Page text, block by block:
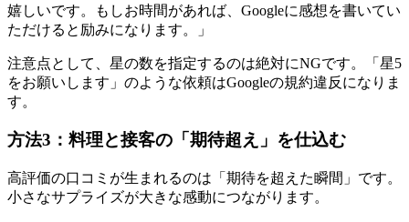
嬉しいです。もしお時間があれば、Googleに感想を書いてい
ただけると励みになります。」
注意点として、星の数を指定するのは絶対にNGです。「星5
をお願いします」のような依頼はGoogleの規約違反になりま
す。
方法3：料理と接客の「期待超え」を仕込む
高評価の口コミが生まれるのは「期待を超えた瞬間」です。
小さなサプライズが大きな感動につながります。